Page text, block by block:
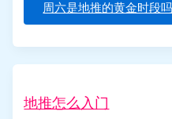
周六是地推的黄金时段吗
地推怎么入门